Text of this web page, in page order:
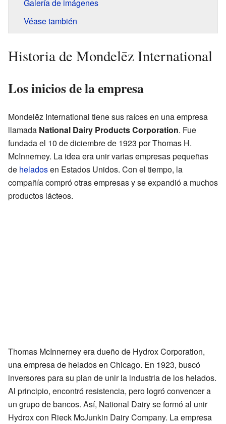
Galería de imágenes
Véase también
Historia de Mondelēz International
Los inicios de la empresa
Mondelēz International tiene sus raíces en una empresa
llamada National Dairy Products Corporation. Fue
fundada el 10 de diciembre de 1923 por Thomas H.
McInnerney. La idea era unir varias empresas pequeñas
de heladosen Estados Unidos. Con el tiempo, la
compañía compró otras empresas y se expandió a muchos
productos lácteos.
Thomas McInnerney era dueño de Hydrox Corporation,
una empresa de helados en Chicago. En 1923, buscó
inversores para su plan de unir la industria de los helados.
Al principio, encontró resistencia, pero logró convencer a
un grupo de bancos. Así, National Dairy se formó al unir
Hydrox con Rieck McJunkin Dairy Company. La empresa